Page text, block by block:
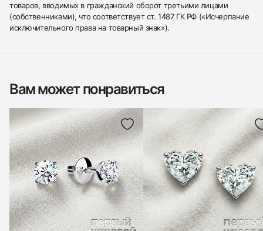
товаров, вводимых в гражданский оборот третьими лицами
(собственниками), что соответствует ст. 1487 ГК РФ («Исчерпание
исключительного права на товарный знак»).
Вам может понравиться